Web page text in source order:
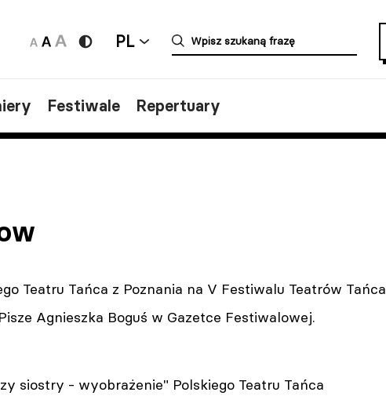
PL
Festiwale Repertuary
Teatru Tańca z Poznania na V Festiwalu Teatrów Tańca
Agnieszka Boguś w Gazetce Festiwalowej.
siostry - wyobrażenie" Polskiego Teatru Tańca